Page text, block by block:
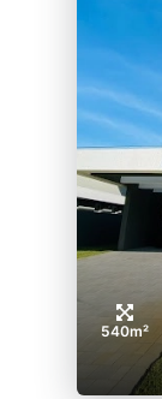
540m²